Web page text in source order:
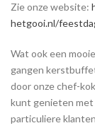
Zie onze website:
hetgooi.nl/
Wat ook een
gangen
door onze chef-
kunt genieten met
particuliere